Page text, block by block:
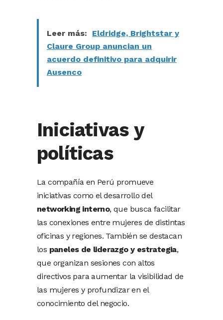
Leer más:
Eldridge, Brightstar y
Claure Group anuncian un
acuerdo definitivo para adquirir
Ausenco
Iniciativas y
políticas
La compañía en Perú promueve
iniciativas como el desarrollo del
networking interno, que busca facilitar
las conexiones entre mujeres de distintas
oficinas y regiones. También se destacan
los paneles de liderazgo y estrategia,
que organizan sesiones con altos
directivos para aumentar la visibilidad de
las mujeres y profundizar en el
conocimiento del negocio.